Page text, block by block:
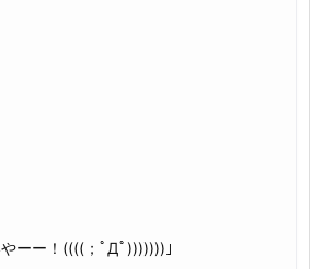
ーー！((((；ﾟДﾟ)))))))」